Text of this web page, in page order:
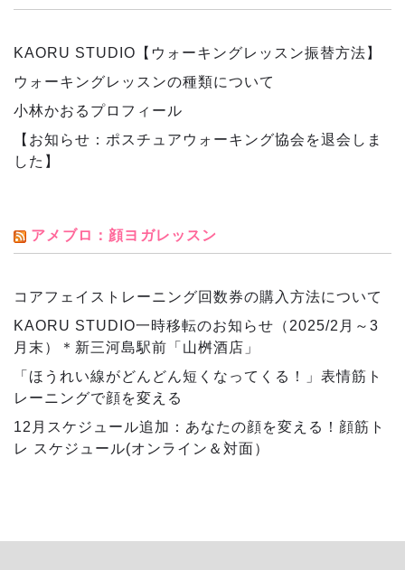
KAORU STUDIO【ウォーキングレッスン振替方法】
ウォーキングレッスンの種類について
小林かおるプロフィール
【お知らせ：ポスチュアウォーキング協会を退会しま
した】
アメブロ：顔ヨガレッスン
コアフェイストレーニング回数券の購入方法について
KAORU STUDIO一時移転のお知らせ（2025/2月～3
月末）＊新三河島駅前「山桝酒店」
「ほうれい線がどんどん短くなってくる！」表情筋ト
レーニングで顔を変える
12月スケジュール追加：あなたの顔を変える！顔筋ト
レ スケジュール(オンライン＆対面）